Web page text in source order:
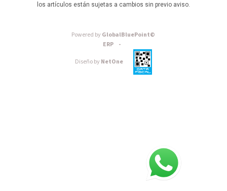
los artículos están sujetas a cambios sin previo aviso.
Powered byGlobalBluePoint©
ERP -
Diseño byNetOne